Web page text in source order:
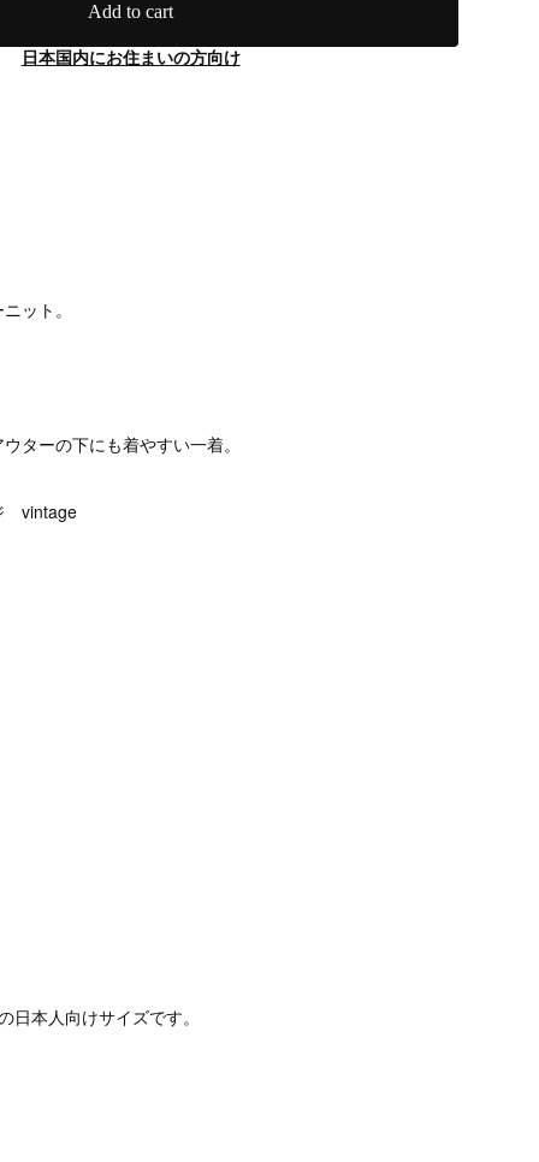
Add to cart
日本国内にお住まいの方向け
ット。
ターの下にも着やすい一着。
vintage
日本人向けサイズです。